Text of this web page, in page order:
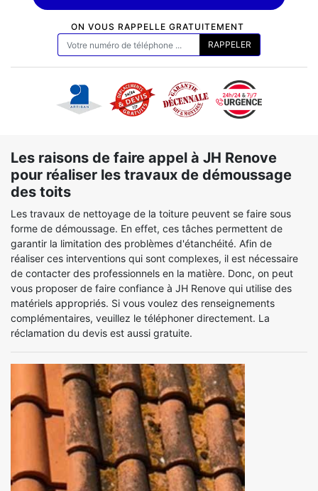
ON VOUS RAPPELLE GRATUITEMENT
Les raisons de faire appel à JH Renove
pour réaliser les travaux de démoussage
des toits
Les travaux de nettoyage de la toiture peuvent se faire sous
forme de démoussage. En effet, ces tâches permettent de
garantir la limitation des problèmes d'étanchéité. Afin de
réaliser ces interventions qui sont complexes, il est nécessaire
de contacter des professionnels en la matière. Donc, on peut
vous proposer de faire confiance à JH Renove qui utilise des
matériels appropriés. Si vous voulez des renseignements
complémentaires, veuillez le téléphoner directement. La
réclamation du devis est aussi gratuite.